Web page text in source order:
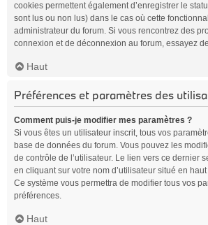
cookies permettent également d’enregistrer le
sont lus ou non lus) dans le cas où cette
administrateur du forum. Si vous rencontrez des
connexion et de déconnexion au forum, essayez
Haut
Préférences et paramètres des
Comment puis-je modifier mes paramètres ?
Si vous êtes un utilisateur inscrit, tous vos
base de données du forum. Vous pouvez les
de contrôle de l’utilisateur. Le lien vers ce dernier
en cliquant sur votre nom d’utilisateur situé en
Ce système vous permettra de modifier tous vos
préférences.
Haut